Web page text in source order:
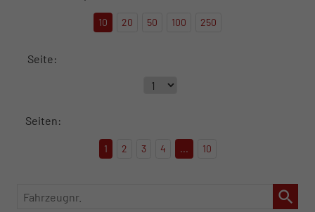
10 20 50 100 250
Seite:
Seiten:
1 2 3 4 ... 10
Fahrzeugnr.